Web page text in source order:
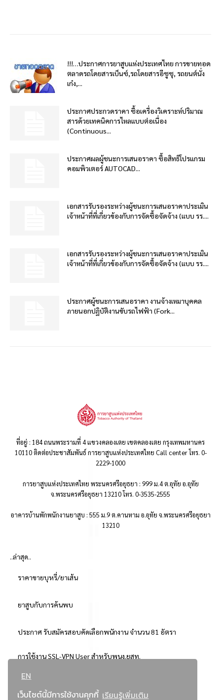
EN
เว็บไซต์นี้มีการใช้งานคุกกี้ เรียนรู้เพิ่มเติม
!!!…ประกาศการยาสูบแห่งประเทศไทย การขายทอด
ตลาดรถโดยสารเบ็นซ์,รถโดยสารอีซูซุ, รถยนต์นั่ง
เก๋ง,...
ประกาศประกวดราคา ซื้อเครื่องวิเคราะห์ปริมาณ
สารด้วยเทคนิคการไหลแบบต่อเนื่อง
(Continuous...
ประกาศผลผู้ชนะการเสนอราคา ซื้อสิทธิโปรแกรม
คอมพิวเตอร์ AUTOCAD...
เอกสารรับรองระหว่างผู้ชนะการเสนอราคาประเมิน
เจ้าหน้าที่ที่เกี่ยวข้องกับการจัดซื้อจัดจ้าง (แบบ รร....
เอกสารรับรองระหว่างผู้ชนะการเสนอราคาประเมิน
เจ้าหน้าที่ที่เกี่ยวข้องกับการจัดซื้อจัดจ้าง (แบบ รร....
ประกาศผู้ชนะการเสนอราคา งานจ้างเหมาบุคคล
ภายนอกปฏิบัติงานขับรถไฟฟ้า (Fork...
ที่อยู่ : 184 ถนนพระรามที่ 4 แขวงคลองเตย เขตคลองเตย กรุงเทพมหานคร
10110 ติดต่อประชาสัมพันธ์ การยาสูบแห่งประเทศไทย Call center โทร. 0-
2229-1000
การยาสูบแห่งประเทศไทย พระนครศรีอยุธยา : 999 ม.4 ต.อุทัย อ.อุทัย
จ.พระนครศรีอยุธยา 13210 โทร. 0-3535-2555
อาคารบ้านพักพนักงานยาสูบ : 555 ม.9 ต.คานหาม อ.อุทัย จ.พระนครศรีอยุธยา
13210
..ล่าสุด..
ราคาขายบุหรี่/ยาเส้น
ยาสูบกับการค้นพบ
ประกาศ รับสมัครสอบคัดเลือกพนักงาน จำนวน 81 อัตรา
การใช้งาน SSL-VPN User สำหรับพนง.ยสท.
..ยอดนิยม..